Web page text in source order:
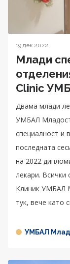
19 дек 2022
Млади
Clinic
Двама млади
УМБАЛ Младост
специалност и
последната
на 2022
лекари. Всички
Клиник УМБАЛ
тук, вече като
УМБАЛ